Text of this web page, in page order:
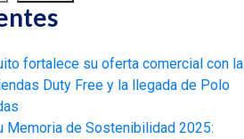
fortalece su oferta comercial con la
Duty Free y la llegada de Polo
Memoria de Sostenibilidad 2025: